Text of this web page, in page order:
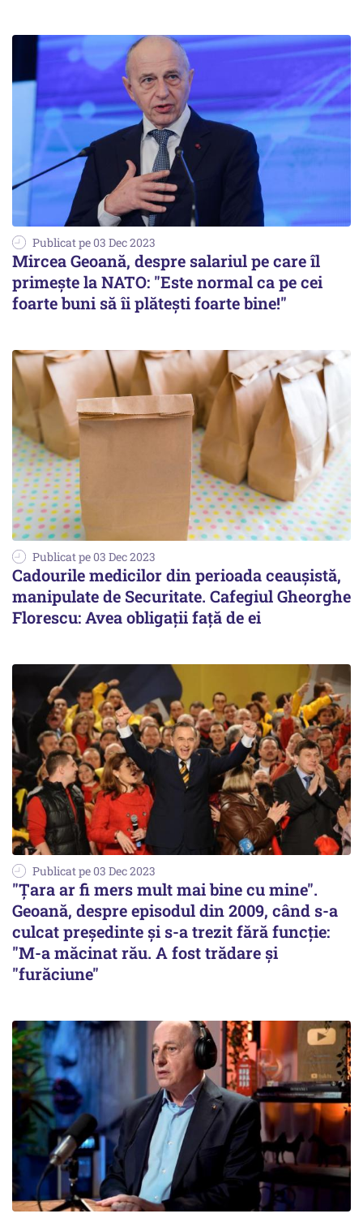
Publicat pe 03 Dec 2023
Mircea Geoană, despre salariul pe care îl
primește la NATO: "Este normal ca pe cei
foarte buni să îi plăteşti foarte bine!"
Publicat pe 03 Dec 2023
Cadourile medicilor din perioada ceaușistă,
manipulate de Securitate. Cafegiul Gheorghe
Florescu: Avea obligații față de ei
Publicat pe 03 Dec 2023
"Țara ar fi mers mult mai bine cu mine".
Geoană, despre episodul din 2009, când s-a
culcat președinte și s-a trezit fără funcție:
"M-a măcinat rău. A fost trădare și
"furăciune"